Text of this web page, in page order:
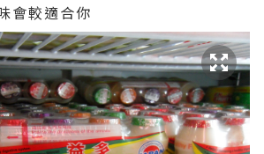
會較適合你